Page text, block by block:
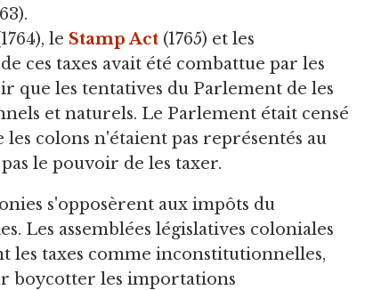
le Stamp Act (1765) et les
de ces taxes avait été combattue par les
que les tentatives du Parlement de les
et naturels. Le Parlement était censé
colons n'étaient pas représentés au
le pouvoir de les taxer.
s'opposèrent aux impôts du
Les assemblées législatives coloniales
les taxes comme inconstitutionnelles,
boycotter les importations